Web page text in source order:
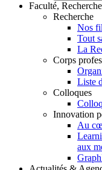
Faculté,
Recherche
Nos
Tout
La
Corps
Liste
Colloques
Innovation
Au
aux